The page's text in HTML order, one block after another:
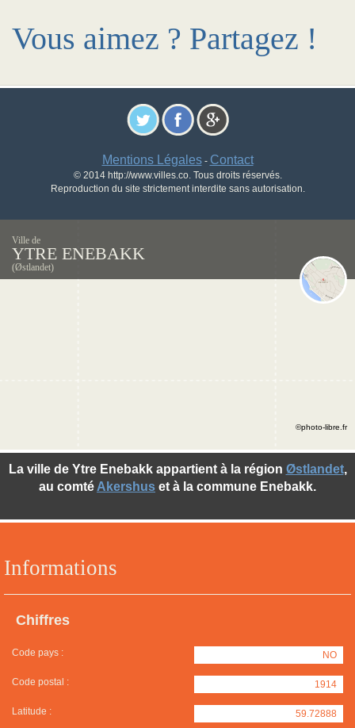
Vous aimez ? Partagez !
Mentions Légales- Contact
© 2014 http://www.villes.co. Tous droits réservés.
Reproduction du site strictement interdite sans autorisation.
Ville de
YTRE ENEBAKK
(Østlandet)
Informations
Chiffres
Code pays : NO
Code postal : 1914
Latitude : 59.72888
La ville de Ytre Enebakk appartient à la région Østlandet,
au comté Akershus et à la commune Enebakk.
©photo-libre.fr